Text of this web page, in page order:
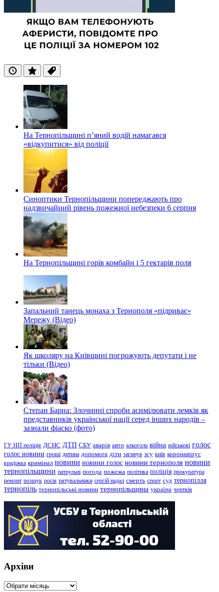
ОстанніПопулярні
Теги
На Тернопільщині п’яний водій намагався
«відкупитися» від поліції
Синоптики Тернопільщини попереджають про
надзвичайний рівень пожежної небезпеки 6 серпня
На Тернопільщині горів комбайн і 5 гектарів поля
Запальний танець монаха з Тернополя «підриває»
Мережу (Відео)
Як школяру на Київщині погрожують депутати і не
тільки (Відео)
Степан Барна: Злочинні спроби асимілювати лемків як
представників української нації серед інших народів –
зазнали фіаско (фото)
ГУ НП поліція ДСНС ДТП СБУ аварія авто алкоголь війна військові голос
голос новини гроші дитина допомога діти загинув зсу київ коронавірус
крадіжка кримінал новини новини голос новини тернополя новини
тернопільщини патрульні погода пожежа політика поліція прокуратура
ремонт розшук росія рятувальники сергій надал смерть спорт суд тернопілля
тернопіль тернопільські новини тернопільщина україна чортків
Архіви
Архіви